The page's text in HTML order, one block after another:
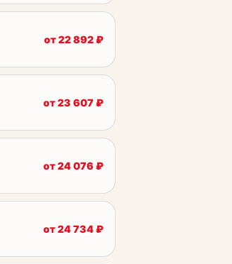
от22 892₽
от23 607 ₽
от24 076 ₽
от24 734₽